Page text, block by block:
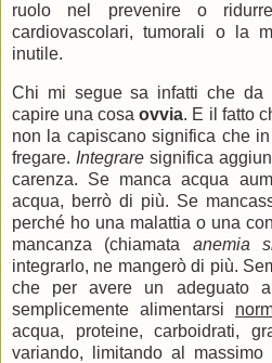
ruolo nel prevenire o
cardiovascolari, tumorali o la
inutile.
Chi mi segue sa infatti che da
capire una cosaovvia. E il fatto
non la capiscano significa che
fregare. Integrare significa
carenza. Se manca acqua
acqua, berrò di più. Se
perché ho una malattia o una
mancanza (chiamata anemia
integrarlo, ne mangerò di più.
che per avere un adeguato
semplicemente alimentarsi
acqua, proteine, carboidrati,
variando, limitando al